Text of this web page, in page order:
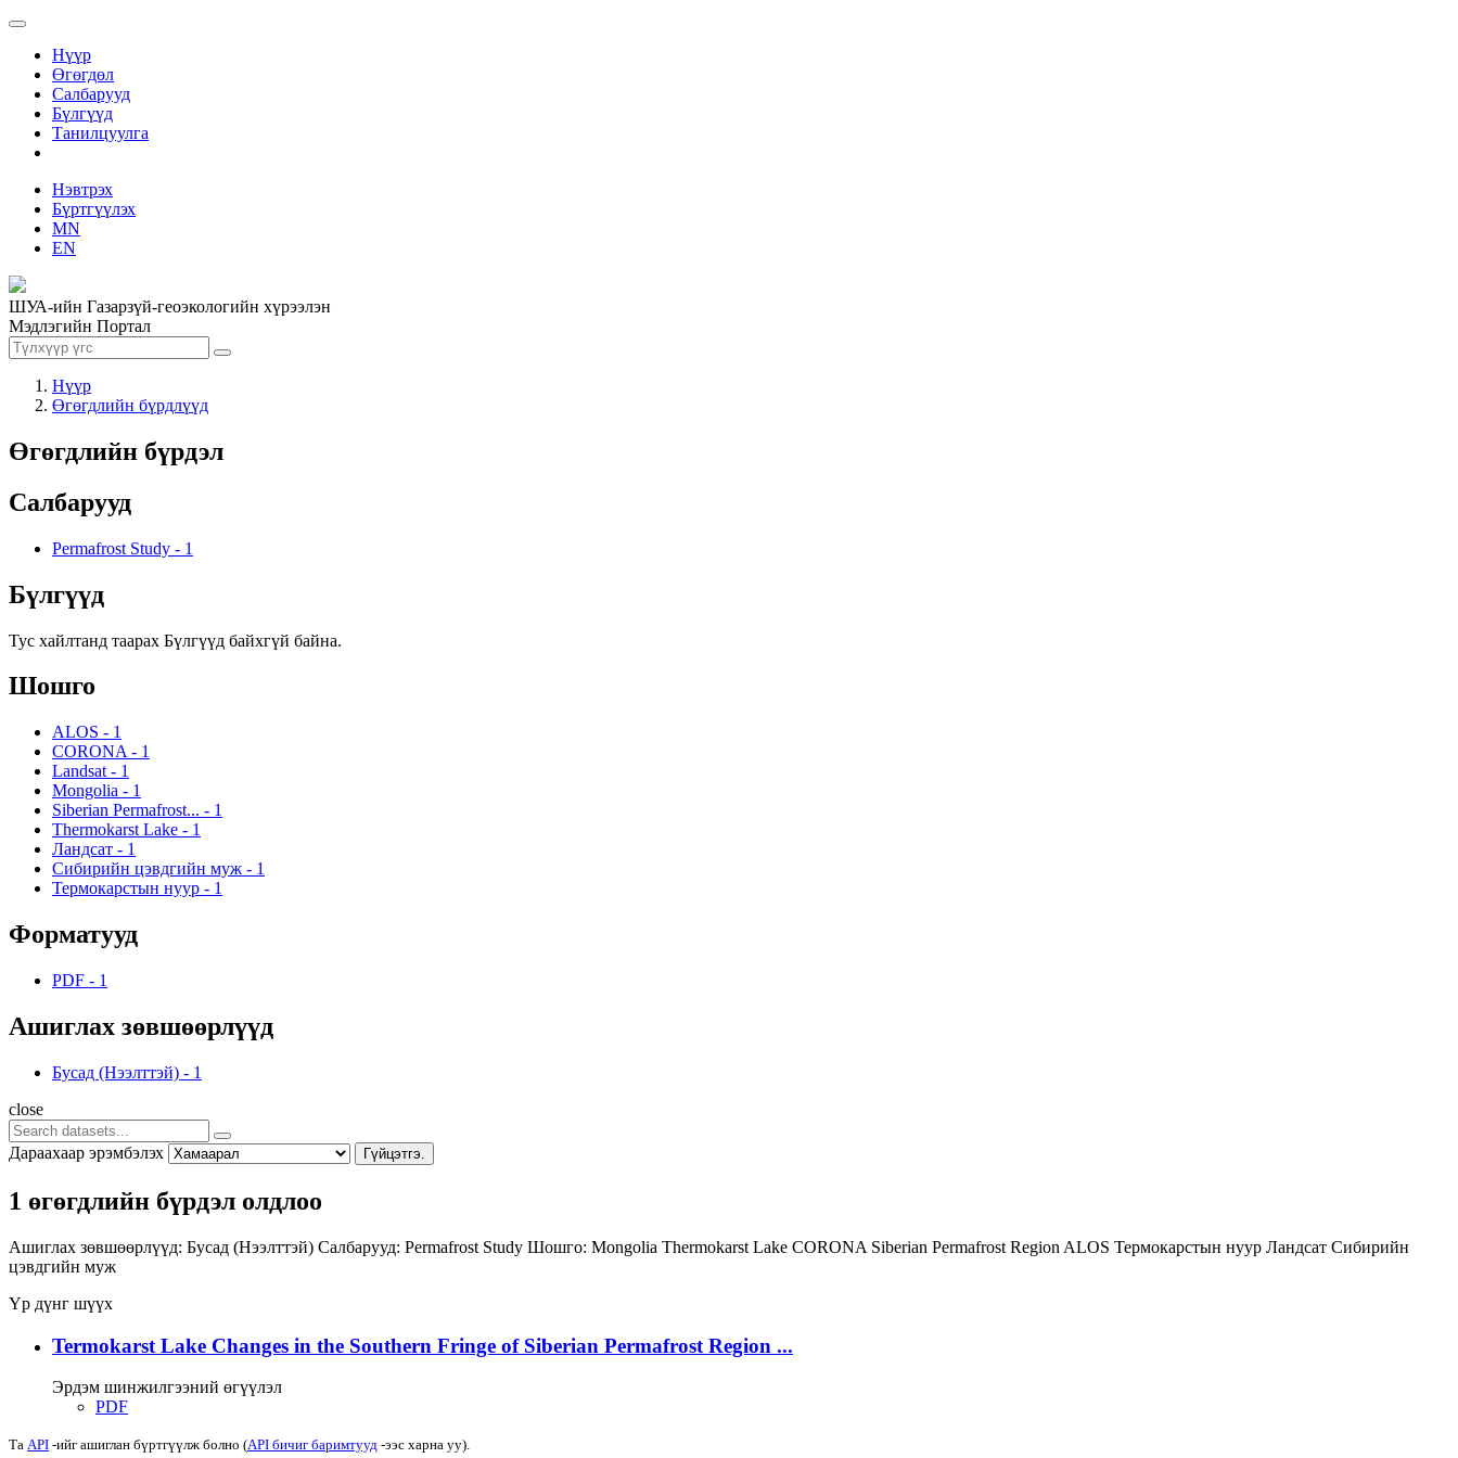
Нүүр
Өгөгдөл
Салбарууд
Бүлгүүд
Танилцуулга
Нэвтрэх
Бүртгүүлэх
MN
EN
ШУА-ийн Газарзүй-геоэкологийн хүрээлэн
Мэдлэгийн Портал
Нүүр
Өгөгдлийн бүрдлүүд
Өгөгдлийн бүрдэл
Салбарууд
Permafrost Study - 1
Бүлгүүд
Тус хайлтанд таарах Бүлгүүд байхгүй байна.
Шошго
ALOS - 1
CORONA - 1
Landsat - 1
Mongolia - 1
Siberian Permafrost... - 1
Thermokarst Lake - 1
Ландсат - 1
Сибирийн цэвдгийн муж - 1
Термокарстын нуур - 1
Форматууд
PDF - 1
Ашиглах зөвшөөрлүүд
Бусад (Нээлттэй) - 1
close
Дараахаар эрэмбэлэх Гүйцэтгэ.
1 өгөгдлийн бүрдэл олдлоо
Ашиглах зөвшөөрлүүд: Бусад (Нээлттэй) Салбарууд: Permafrost Study Шошго: Mongolia Thermokarst Lake CORONA Siberian Permafrost Region ALOS Термокарстын нуур Ландсат Сибирийн
цэвдгийн муж
Үр дүнг шүүх
Termokarst Lake Changes in the Southern Fringe of Siberian Permafrost Region ...
Эрдэм шинжилгээний өгүүлэл
PDF
Та API -ийг ашиглан бүртгүүлж болно (API бичиг баримтууд -ээс харна уу).